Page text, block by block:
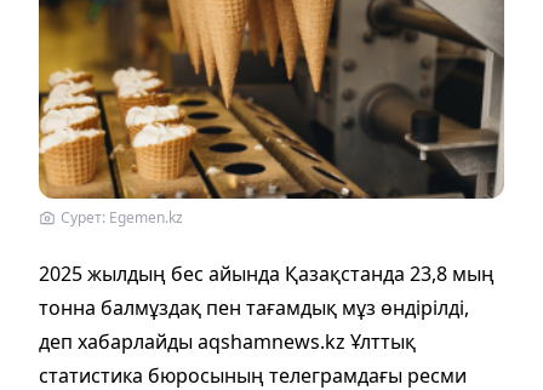
Сурет: Egemen.kz
2025 жылдың бес айында Қазақстанда 23,8 мың
тонна балмұздақ пен тағамдық мұз өндірілді,
деп хабарлайды aqshamnews.kz Ұлттық
статистика бюросының телеграмдағы ресми